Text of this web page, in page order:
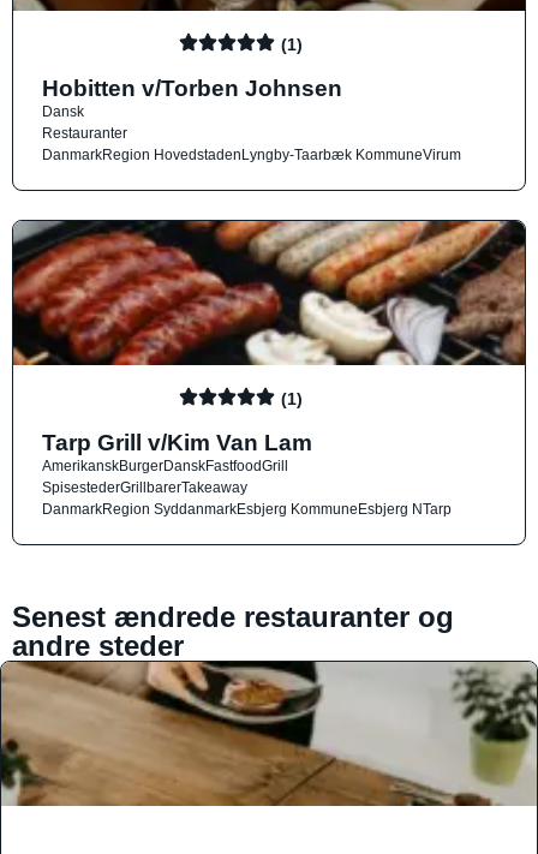
(1)
Hobitten v/Torben Johnsen
Dansk
Restauranter
DanmarkRegion HovedstadenLyngby-Taarbæk KommuneVirum
(1)
Tarp Grill v/Kim Van Lam
AmerikanskBurgerDanskFastfoodGrill
SpisestederGrillbarerTakeaway
DanmarkRegion SyddanmarkEsbjerg KommuneEsbjerg NTarp
Senest ændrede restauranter og
andre steder